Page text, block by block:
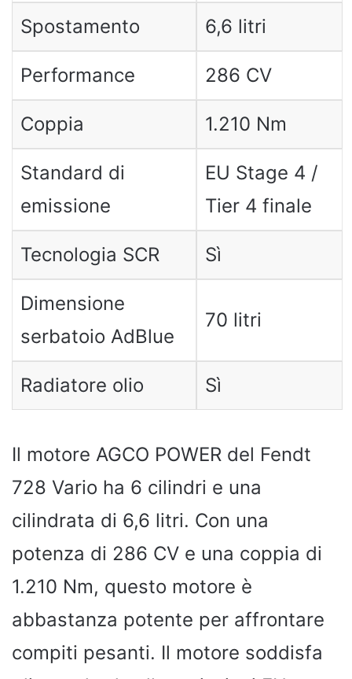
Spostamento 6,6 litri
Performance 286 CV
Coppia 1.210 Nm
Standard di
emissione
EU Stage 4 /
Tier 4 finale
Tecnologia SCR Sì
Dimensione
serbatoio AdBlue
70 litri
Radiatore olio Sì
Il motore AGCO POWER del Fendt
728 Vario ha 6 cilindri e una
cilindrata di 6,6 litri. Con una
potenza di 286 CV e una coppia di
1.210 Nm, questo motore è
abbastanza potente per affrontare
compiti pesanti. Il motore soddisfa